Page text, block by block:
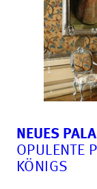
NEUES
OPULENTE
KÖNIGS